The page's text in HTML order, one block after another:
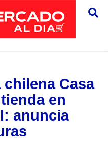
Casa
en
anuncia